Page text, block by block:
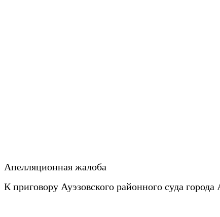
Апелляционная жалоба
К приговору Ауэзовского районного суда